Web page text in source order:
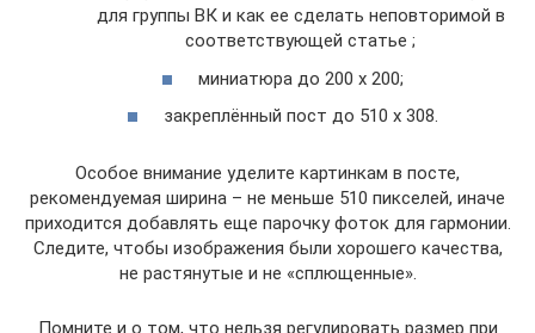
для группы ВК и как ее сделать неповторимой в
соответствующей статье ;
миниатюра до 200 х 200;
закреплённый пост до 510 х 308.
Особое внимание уделите картинкам в посте,
рекомендуемая ширина – не меньше 510 пикселей, иначе
приходится добавлять еще парочку фоток для гармонии.
Следите, чтобы изображения были хорошего качества,
не растянутые и не «сплющенные».
Помните и о том, что нельзя регулировать размер при